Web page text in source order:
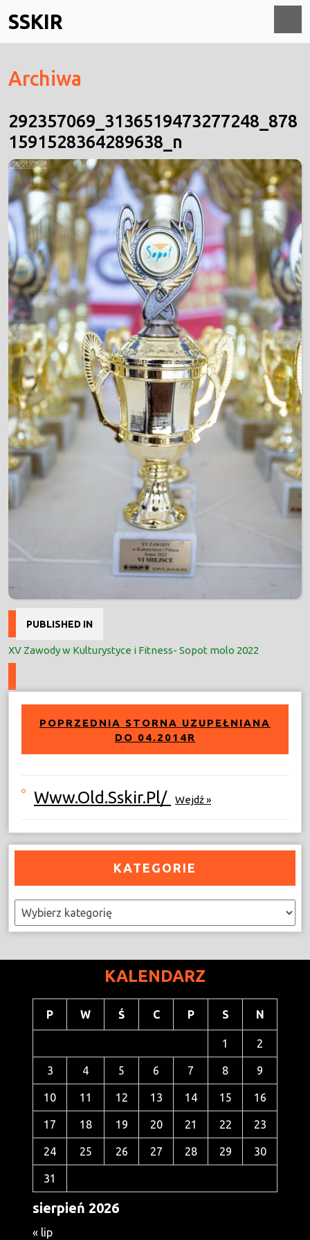
to
content
SSKIR
Archiwa
292357069_3136519473277248_878
1591528364289638_n
Nawigacja
wpisu
PUBLISHED IN
XV Zawody w Kulturystyce i Fitness- Sopot molo 2022
POPRZEDNIA STORNA UZUPEŁNIANA
DO 04.2014R
Www.old.sskir.pl/ Wejdź »
KATEGORIE
Kategorie
KALENDARZ
sierpień 2026
P W Ś C P S N
1 2
3 4 5 6 7 8 9
10 11 12 13 14 15 16
17 18 19 20 21 22 23
24 25 26 27 28 29 30
31
« lip